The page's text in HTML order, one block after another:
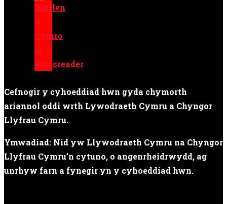
Cefnogir y cyhoeddiad hwn gyda chymorth
ariannol oddi wrth Lywodraeth Cymru a Chyngor
Llyfrau Cymru.
Ymwadiad: Nid yw Llywodraeth Cymru na Chyngor
Llyfrau Cymru’n cytuno, o angenrheidrwydd, ag
unrhyw farn a fynegir yn y cyhoeddiad hwn.